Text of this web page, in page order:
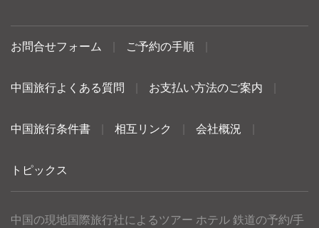
お問合せフォーム ご予約の手順
中国旅行よくある質問 お支払い方法のご案内
中国旅行条件書 相互リンク 会社概況
トピックス
中国の現地国際旅行社によるツアー ホテル 鉄道の予約/手